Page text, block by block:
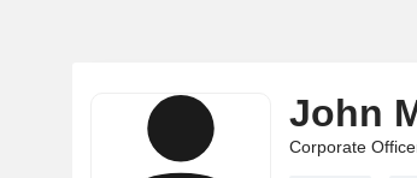
John
Corporate